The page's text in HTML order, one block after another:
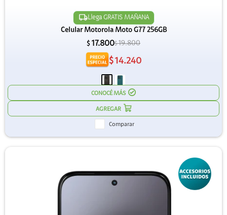
Llega GRATIS MAÑANA
Celular Motorola Moto G77 256GB
$ 17.800$19.800
$14.240
CONOCÉ MÁS
Comparar